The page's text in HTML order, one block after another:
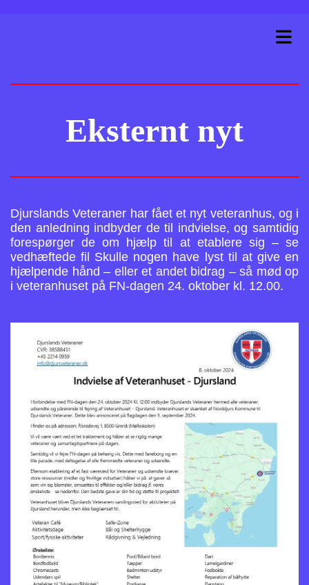
Eksternt nyt
Djurslands Veteraner har fået et nyt veteranhus, og i
den anledning indbyder de til indvielse, og samtidig
forespørger de om hjælp til at etablere sig – se
vedhæftede fil Skulle nogen have lyst til at give en
hjælpende hånd – eller et andet bidrag – så mød op
i veteranhuset på FN-dagen 24. oktober kl. 12.00.